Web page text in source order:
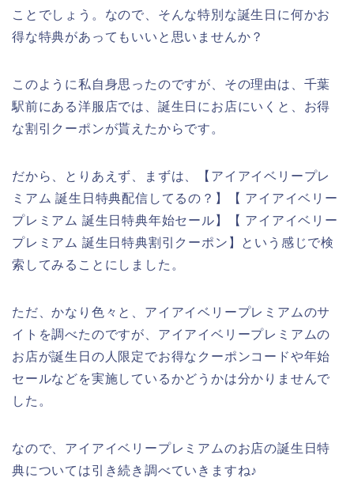
ことでしょう。なので、そんな特別な誕生日に何かお
得な特典があってもいいと思いませんか？
このように私自身思ったのですが、その理由は、千葉
駅前にある洋服店では、誕生日にお店にいくと、お得
な割引クーポンが貰えたからです。
だから、とりあえず、まずは、【アイアイベリープレ
ミアム 誕生日特典配信してるの？】【 アイアイベリー
プレミアム 誕生日特典年始セール】【 アイアイベリー
プレミアム 誕生日特典割引クーポン】という感じで検
索してみることにしました。
ただ、かなり色々と、アイアイベリープレミアムのサ
イトを調べたのですが、アイアイベリープレミアムの
お店が誕生日の人限定でお得なクーポンコードや年始
セールなどを実施しているかどうかは分かりませんで
した。
なので、アイアイベリープレミアムのお店の誕生日特
典については引き続き調べていきますね♪